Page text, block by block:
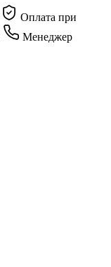
Оплата при
Менеджер